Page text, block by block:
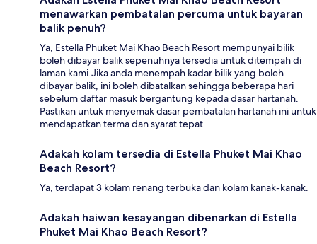
menawarkan pembatalan percuma untuk bayaran
balik penuh?
Ya, Estella Phuket Mai Khao Beach Resort mempunyai bilik
boleh dibayar balik sepenuhnya tersedia untuk ditempah di
laman kami.Jika anda menempah kadar bilik yang boleh
dibayar balik, ini boleh dibatalkan sehingga beberapa hari
sebelum daftar masuk bergantung kepada dasar hartanah.
Pastikan untuk menyemak dasar pembatalan hartanah ini untuk
mendapatkan terma dan syarat tepat.
Adakah kolam tersedia di Estella Phuket Mai Khao
Beach Resort?
Ya, terdapat 3 kolam renang terbuka dan kolam kanak-kanak.
Adakah haiwan kesayangan dibenarkan di Estella
Phuket Mai Khao Beach Resort?